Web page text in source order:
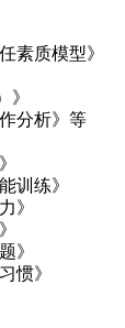
素质模型》
》
分析》等
训练》
》
》
惯》